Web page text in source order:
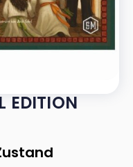
EDITION